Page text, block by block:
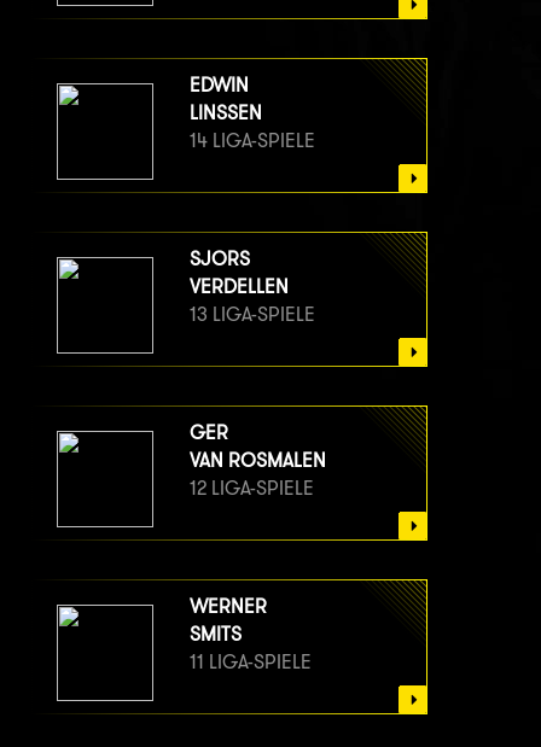
EDWIN
LINSSEN
14 LIGA-SPIELE
SJORS
VERDELLEN
13 LIGA-SPIELE
GER
VAN ROSMALEN
12 LIGA-SPIELE
WERNER
SMITS
11 LIGA-SPIELE